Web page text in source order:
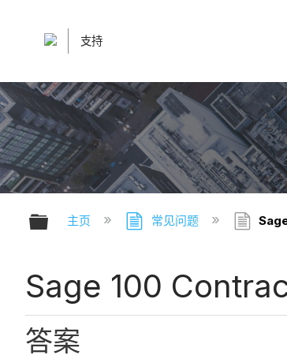
支持
扩展/隐缩全局层次
主页 常见问题
Sage 100
答案